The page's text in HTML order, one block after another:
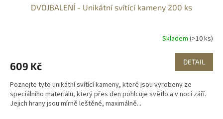
DVOJBALENÍ - Unikátní svítící kameny 200 ks
Skladem (>10 ks)
609 Kč DETAIL
Poznejte tyto unikátní svítící kameny, které jsou vyrobeny ze
speciálního materiálu, který přes den pohlcuje světlo a v noci září.
Jejich hrany jsou mírně leštěné, maximálně...